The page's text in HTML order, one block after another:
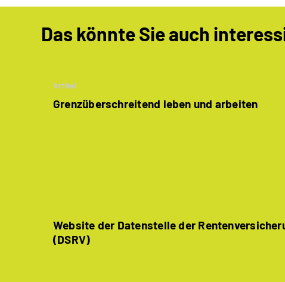
Das könnte Sie auch
Artikel
Grenzüberschreitend leben und arbeiten
Website der Datenstelle der
(DSRV)